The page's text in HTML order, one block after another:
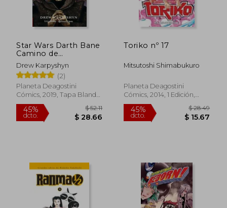
Star Wars Darth Bane
Camino de
Destrucciï¿ ½N
(Novela)
Drew Karpyshyn
(2)
Planeta Deagostini
Cómics, 2019, Tapa Blanda,
Nuevo
Toriko nº 17
Mitsutoshi Shimabukuro
Planeta Deagostini
Cómics, 2014, 1 Edición,
Tapa Blanda. Con
Sobrecubierta, Nuevo